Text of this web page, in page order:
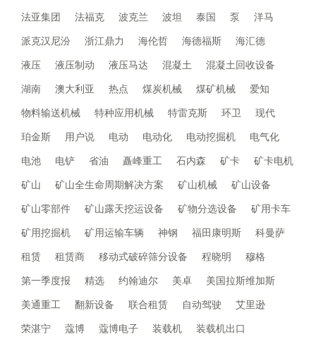
法亚集团
法福克 波克兰 波坦 泰国 泵
洋马
派克汉尼汾
浙江鼎力 海伦哲 海德福斯
海汇德
液压
液压制动 液压马达 混凝土
混凝土回收设备
湖南
澳大利亚 热点 煤炭机械 煤矿机械
爱知
物料输送机械
特种应用机械 特雷克斯 环卫
现代
珀金斯
用户说 电动 电动化 电动挖掘机
电气化
电池
电铲 省油 矗峰重工 石内森 矿卡
矿卡电机
矿山
矿山全生命周期解决方案 矿山机械
矿山设备
矿山零部件
矿山露天挖运设备 矿物分选设备
矿用卡车
矿用挖掘机
矿用运输车辆 神钢 福田康明斯
科曼萨
租赁
租赁商 移动式破碎筛分设备 程晓明
穆格
第一季度报
精选 约翰迪尔 美卓
美国拉斯维加斯
美通重工
翻新设备 联合租赁 自动驾驶
艾里逊
荣湛宁
蔻博 蔻博电子 装载机
装载机出口